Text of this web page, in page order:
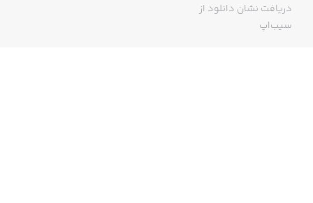
دریافت نشان دانلود از
سیب‌اپ